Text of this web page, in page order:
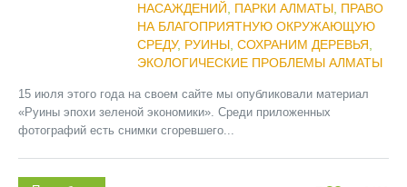
НАСАЖДЕНИЙ
ПАРКИ АЛМАТЫ, ПРАВО
НА БЛАГОПРИЯТНУЮ ОКРУЖАЮЩУЮ
СРЕДУ, РУИНЫ, СОХРАНИМ ДЕРЕВЬЯ
ЭКОЛОГИЧЕСКИЕ ПРОБЛЕМЫ АЛМАТЫ
15 июля этого года на своем сайте мы опубликовали материал
«Руины эпохи зеленой экономики». Среди приложенных
фотографий есть снимки сгоревшего...